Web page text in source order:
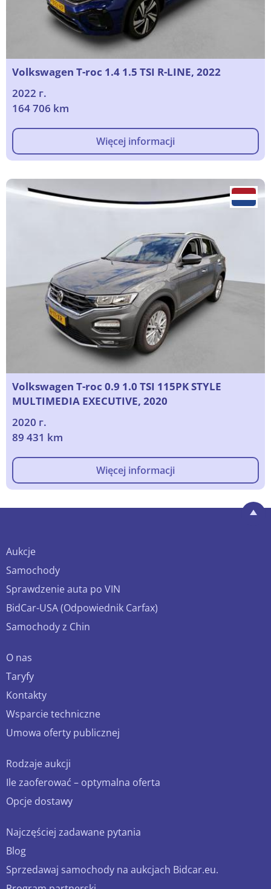
Volkswagen T-roc 1.4 1.5 TSI R-LINE, 2022
2022 г.
164 706 km
Więcej informacji
Volkswagen T-roc 0.9 1.0 TSI 115PK STYLE
MULTIMEDIA EXECUTIVE, 2020
2020 г.
89 431 km
Więcej informacji
Aukcje
Samochody
Sprawdzenie auta po VIN
BidCar-USA (Odpowiednik Carfax)
Samochody z Chin
O nas
Taryfy
Kontakty
Wsparcie techniczne
Umowa oferty publicznej
Rodzaje aukcji
Ile zaoferować – optymalna oferta
Opcje dostawy
Najczęściej zadawane pytania
Blog
Sprzedawaj samochody na aukcjach Bidcar.eu.